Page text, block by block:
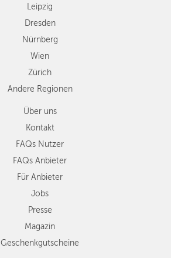
Leipzig
Dresden
Nürnberg
Wien
Zürich
Andere Regionen
Über uns
Kontakt
FAQs Nutzer
FAQs Anbieter
Für Anbieter
Jobs
Presse
Magazin
Geschenkgutscheine